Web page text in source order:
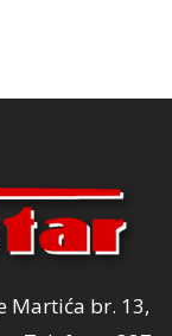
Martića br. 13,